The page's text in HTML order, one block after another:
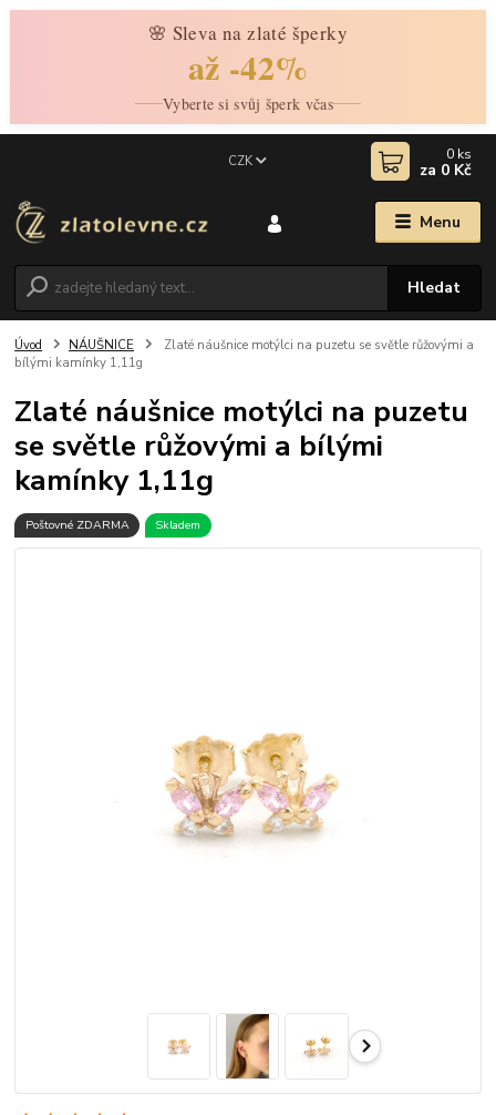
🌸 Sleva na zlaté šperky
až -42%
Vyberte si svůj šperk včas
Menu
CZK
Hledat
0 ks
za 0 Kč
Úvod NÁUŠNICE
Zlaté náušnice motýlci na puzetu se světle růžovými a
bílými kamínky 1,11g
Zlaté náušnice motýlci na puzetu
se světle růžovými a bílými
kamínky 1,11g
Poštovné ZDARMA Skladem